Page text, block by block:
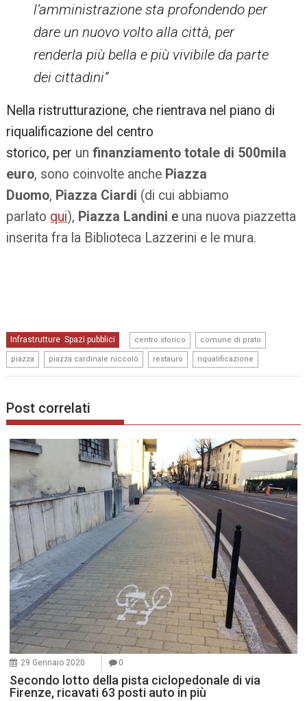
l’amministrazione sta profondendo per
dare un nuovo volto alla città, per
renderla più bella e più vivibile da parte
dei cittadini”
Nella ristrutturazione, che rientrava nel piano di
riqualificazione del centro
storico, per un finanziamento totale di 500mila
euro, sono coinvolte anche Piazza
Duomo, Piazza Ciardi (di cui abbiamo
parlato qui), Piazza Landini e una nuova piazzetta
inserita fra la Biblioteca Lazzerini e le mura.
Infrastrutture ,Spazi pubblici centro storico comune di prato
piazza piazza cardinale niccolò restauro riqualificazione
Post correlati
29 Gennaio 2020 0
Secondo lotto della pista ciclopedonale di via
Firenze, ricavati 63 posti auto in più